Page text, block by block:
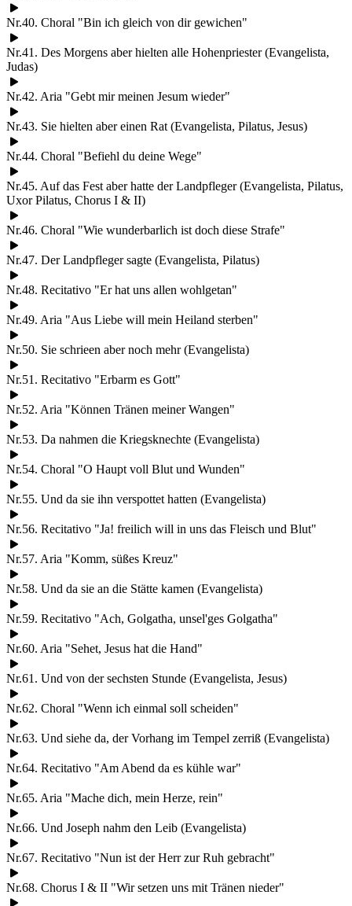
Nr.40. Choral "Bin ich gleich von dir gewichen"
Nr.41. Des Morgens aber hielten alle Hohenpriester (Evangelista,
Judas)
Nr.42. Aria "Gebt mir meinen Jesum wieder"
Nr.43. Sie hielten aber einen Rat (Evangelista, Pilatus, Jesus)
Nr.44. Choral "Befiehl du deine Wege"
Nr.45. Auf das Fest aber hatte der Landpfleger (Evangelista, Pilatus,
Uxor Pilatus, Chorus I & II)
Nr.46. Choral "Wie wunderbarlich ist doch diese Strafe"
Nr.47. Der Landpfleger sagte (Evangelista, Pilatus)
Nr.48. Recitativo "Er hat uns allen wohlgetan"
Nr.49. Aria "Aus Liebe will mein Heiland sterben"
Nr.50. Sie schrieen aber noch mehr (Evangelista)
Nr.51. Recitativo "Erbarm es Gott"
Nr.52. Aria "Können Tränen meiner Wangen"
Nr.53. Da nahmen die Kriegsknechte (Evangelista)
Nr.54. Choral "O Haupt voll Blut und Wunden"
Nr.55. Und da sie ihn verspottet hatten (Evangelista)
Nr.56. Recitativo "Ja! freilich will in uns das Fleisch und Blut"
Nr.57. Aria "Komm, süßes Kreuz"
Nr.58. Und da sie an die Stätte kamen (Evangelista)
Nr.59. Recitativo "Ach, Golgatha, unsel'ges Golgatha"
Nr.60. Aria "Sehet, Jesus hat die Hand"
Nr.61. Und von der sechsten Stunde (Evangelista, Jesus)
Nr.62. Choral "Wenn ich einmal soll scheiden"
Nr.63. Und siehe da, der Vorhang im Tempel zerriß (Evangelista)
Nr.64. Recitativo "Am Abend da es kühle war"
Nr.65. Aria "Mache dich, mein Herze, rein"
Nr.66. Und Joseph nahm den Leib (Evangelista)
Nr.67. Recitativo "Nun ist der Herr zur Ruh gebracht"
Nr.68. Chorus I & II "Wir setzen uns mit Tränen nieder"